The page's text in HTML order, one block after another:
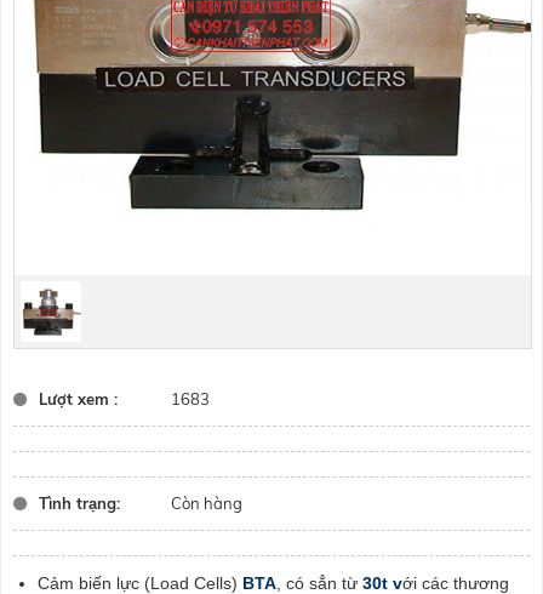
Lượt xem : 1683
Tình trạng: Còn hàng
Cảm biến lực (Load Cells) BTA , có sẳn từ 30t với các thương